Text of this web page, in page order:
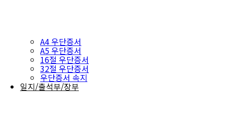
A4 우단증서
A5 우단증서
16절 우단증서
32절 우단증서
우단증서 속지
일지/출석부/장부